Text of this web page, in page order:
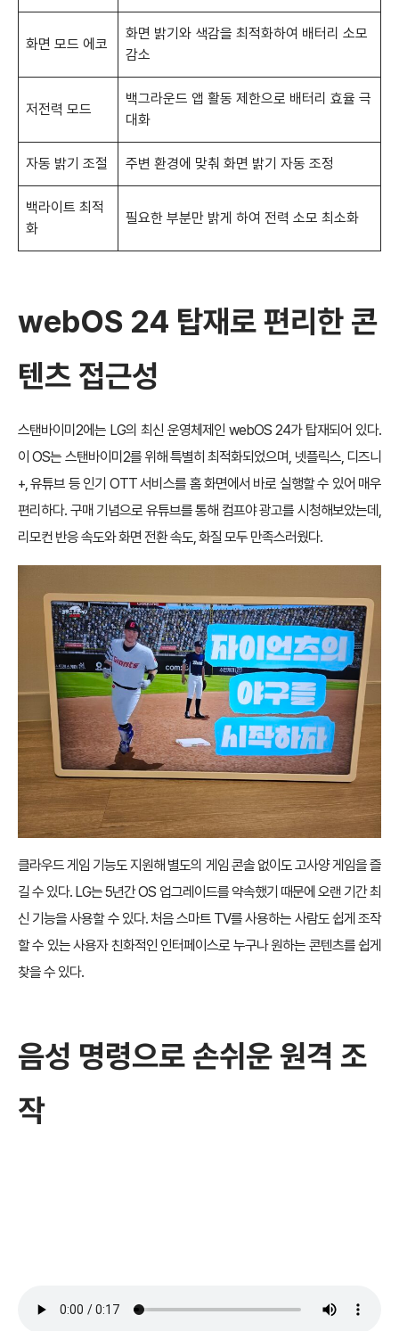
화면 모드 에코
화면 밝기와 색감을 최적화하여 배터리 소모
감소
저전력 모드
백그라운드 앱 활동 제한으로 배터리 효율 극
대화
자동 밝기 조절 주변 환경에 맞춰 화면 밝기 자동 조정
백라이트 최적
화
필요한 부분만 밝게 하여 전력 소모 최소화
webOS 24 탑재로 편리한 콘
텐츠 접근성
스탠바이미2에는 LG의 최신 운영체제인 webOS 24가 탑재되어 있다.
이 OS는 스탠바이미2를 위해 특별히 최적화되었으며, 넷플릭스, 디즈니
+, 유튜브 등 인기 OTT 서비스를 홈 화면에서 바로 실행할 수 있어 매우
편리하다. 구매 기념으로 유튜브를 통해 컴프야 광고를 시청해보았는데,
리모컨 반응 속도와 화면 전환 속도, 화질 모두 만족스러웠다.
클라우드 게임 기능도 지원해 별도의 게임 콘솔 없이도 고사양 게임을 즐
길 수 있다. LG는 5년간 OS 업그레이드를 약속했기 때문에 오랜 기간 최
신 기능을 사용할 수 있다. 처음 스마트 TV를 사용하는 사람도 쉽게 조작
할 수 있는 사용자 친화적인 인터페이스로 누구나 원하는 콘텐츠를 쉽게
찾을 수 있다.
음성 명령으로 손쉬운 원격 조
작